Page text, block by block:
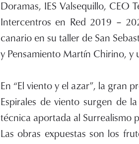
Doramas, IES Valsequillo, CEO
Intercentros en Red 2019 –
canario en su taller de San
y Pensamiento Martín Chirino,
En “El viento y el azar”, la gran
Espirales de viento surgen de
técnica aportada al
Las obras expuestas son los